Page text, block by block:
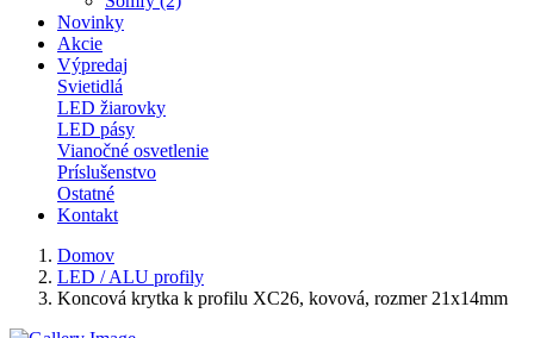
Novinky
Akcie
Výpredaj
Svietidlá
LED žiarovky
LED pásy
Vianočné osvetlenie
Príslušenstvo
Ostatné
Kontakt
Domov
LED / ALU profily
Koncová krytka k profilu XC26, kovová, rozmer 21x14mm